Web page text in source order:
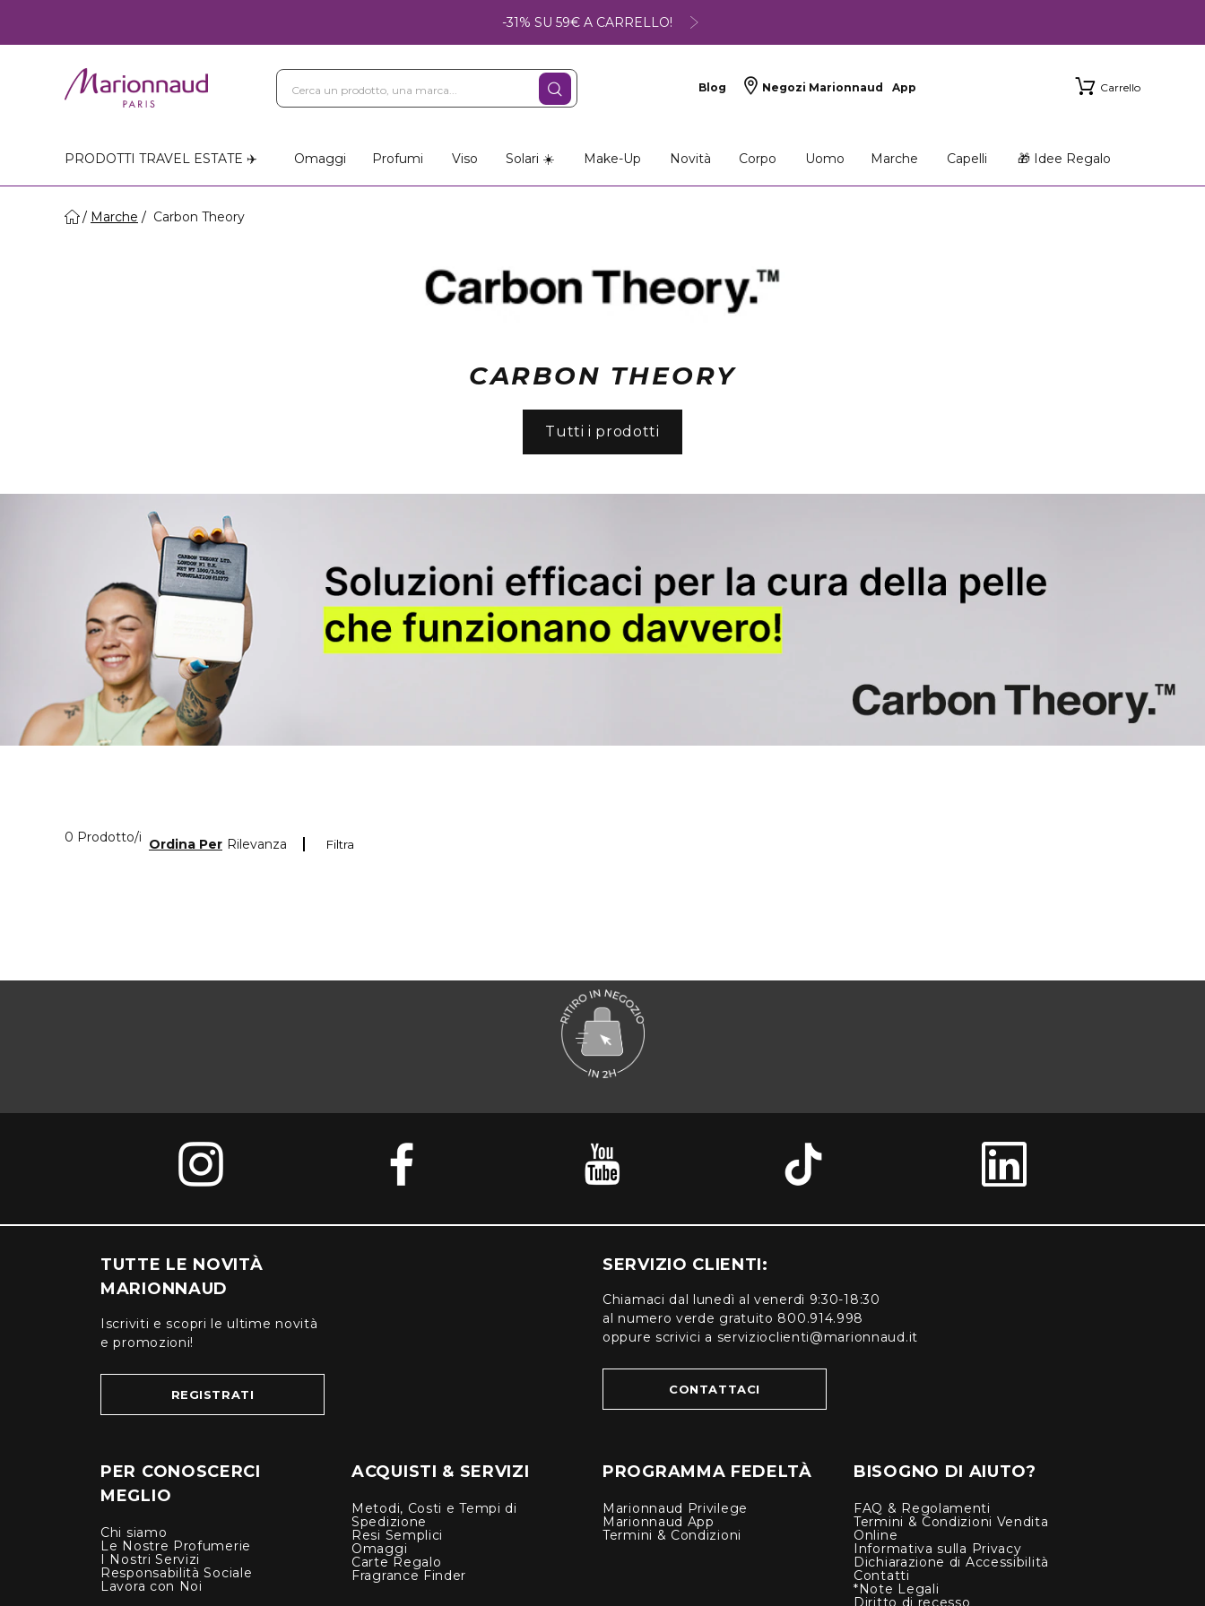
-31% SU 59€ A CARRELLO!
Blog Negozi Marionnaud App Carrello
PRODOTTI TRAVEL ESTATE ✈️ Omaggi Profumi Viso Solari ☀️ Make-Up Novità Corpo Uomo Marche Capelli 🎁 Idee Regalo
Marche Carbon Theory
CARBON THEORY
Tutti i prodotti
0 Prodotto/i 0 Prodotti visualizzati Filtra
Ordina Per Rilevanza
TUTTE LE NOVITÀ
MARIONNAUD
Iscriviti e scopri le ultime novità
e promozioni!
REGISTRATI
SERVIZIO CLIENTI:
Chiamaci dal lunedì al venerdì 9:30-18:30
al numero verde gratuito 800.914.998
oppure scrivici a servizioclienti@marionnaud.it
CONTATTACI
PER CONOSCERCI
MEGLIO
Chi siamo
Le Nostre Profumerie
I Nostri Servizi
Responsabilità Sociale
Lavora con Noi
ACQUISTI & SERVIZI
Metodi, Costi e Tempi di
Spedizione
Resi Semplici
Omaggi
Carte Regalo
Fragrance Finder
PROGRAMMA FEDELTÀ
Marionnaud Privilege
Marionnaud App
Termini & Condizioni
BISOGNO DI AIUTO?
FAQ & Regolamenti
Termini & Condizioni Vendita
Online
Informativa sulla Privacy
Dichiarazione di Accessibilità
Contatti
*Note Legali
Diritto di recesso